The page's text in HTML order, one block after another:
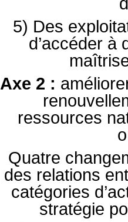
5) Des
d’accéder à
Axe 2 :
ressources
Quatre
des relations
catégories
stratégie